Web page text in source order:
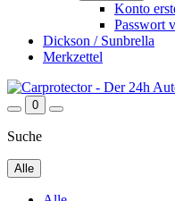
Konto
Passwort
Dickson / Sunbrella
Merkzettel
0
Suche
Alle